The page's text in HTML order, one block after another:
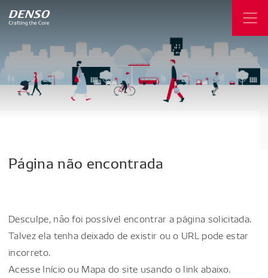
Página não encontrada
Desculpe, não foi possível encontrar a página solicitada.
Talvez ela tenha deixado de existir ou o URL pode estar
incorreto.
Acesse Início ou Mapa do site usando o link abaixo.